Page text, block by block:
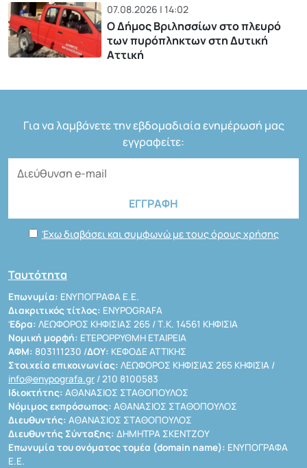
07.08.2026 | 14:02
Ο Δήμος Βριλησσίων στο πλευρό
των πυρόπληκτων στη Δυτική
Αττική
Για να λαμβάνετε την εβδομαδιαία ενημέρωσή μας
εγγραφείτε:
Έχω διαβάσει και συμφωνώ με τους όρους χρήσης
Ταυτότητα
Επωνυμία: ΕΝΥΠΟΓΡΑΦΑ Ε.Ε.
Διακριτικός τίτλος: ENYPOGRAFA
Έδρα: ΛΕΩΦΟΡΟΣ ΚΗΦΙΣΙΑΣ 265 / Τ.Κ. 14561 ΚΗΦΙΣΙΑ
Νομική μορφή: ΕΤΕΡΟΡΡΥΘΜΗ ΕΤΑΙΡΕΙΑ
ΑΦΜ: 803111230 /ΔΟΥ: ΚΕΦΟΔΕ ΑΤΤΙΚΗΣ
Στοιχεία επικοινωνίας: ΛΕΩΦΟΡΟΣ ΚΗΦΙΣΙΑΣ 265 ΚΗΦΙΣΙΑ /
info@enypografa.gr / 210 8100583
Ιδιοκτήτης: ΑΘΑΝΑΣΙΟΣ ΣΤΑΘΟΠΟΥΛΟΣ
Νόμιμος εκπρόσωπος: ΑΘΑΝΑΣΙΟΣ ΣΤΑΘΟΠΟΥΛΟΣ
Διευθυντής: ΑΘΑΝΑΣΙΟΣ ΣΤΑΘΟΠΟΥΛΟΣ
Διευθυντής Σύνταξης: ΔΗΜΗΤΡΑ ΣΚΕΝΤΖΟΥ
Επωνυμία του ονόματος τομέα (domain name): ΕΝΥΠΟΓΡΑΦΑ
Ε.Ε.